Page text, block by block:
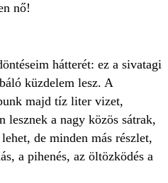
nő!
hátterét: ez a sivatagi
küzdelem lesz. A
majd tíz liter vizet,
lesznek a nagy közös sátrak,
de minden más részlet,
a pihenés, az öltözködés a